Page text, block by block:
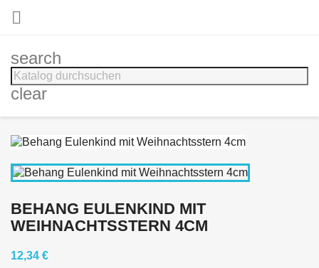

search
clear
BEHANG EULENKIND MIT
WEIHNACHTSSTERN 4CM
12,34 €